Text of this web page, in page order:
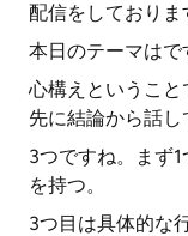
配信をしておりま
本日のテーマは
心構えということ
先に結論から話し
3つですね。まず
を持つ。
3つ目は具体的な